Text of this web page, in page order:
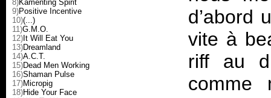
8)Kamenting Spirit
9)Positive Incentive
10)(...)
11)G.M.O.
12) It Will Eat You
13)Dreamland
14)A.C.T.
15)Dead Men Working
16)Shaman Pulse
17)Micropig
18)Hide Your Face
d’abord
vite à
riff au
comme